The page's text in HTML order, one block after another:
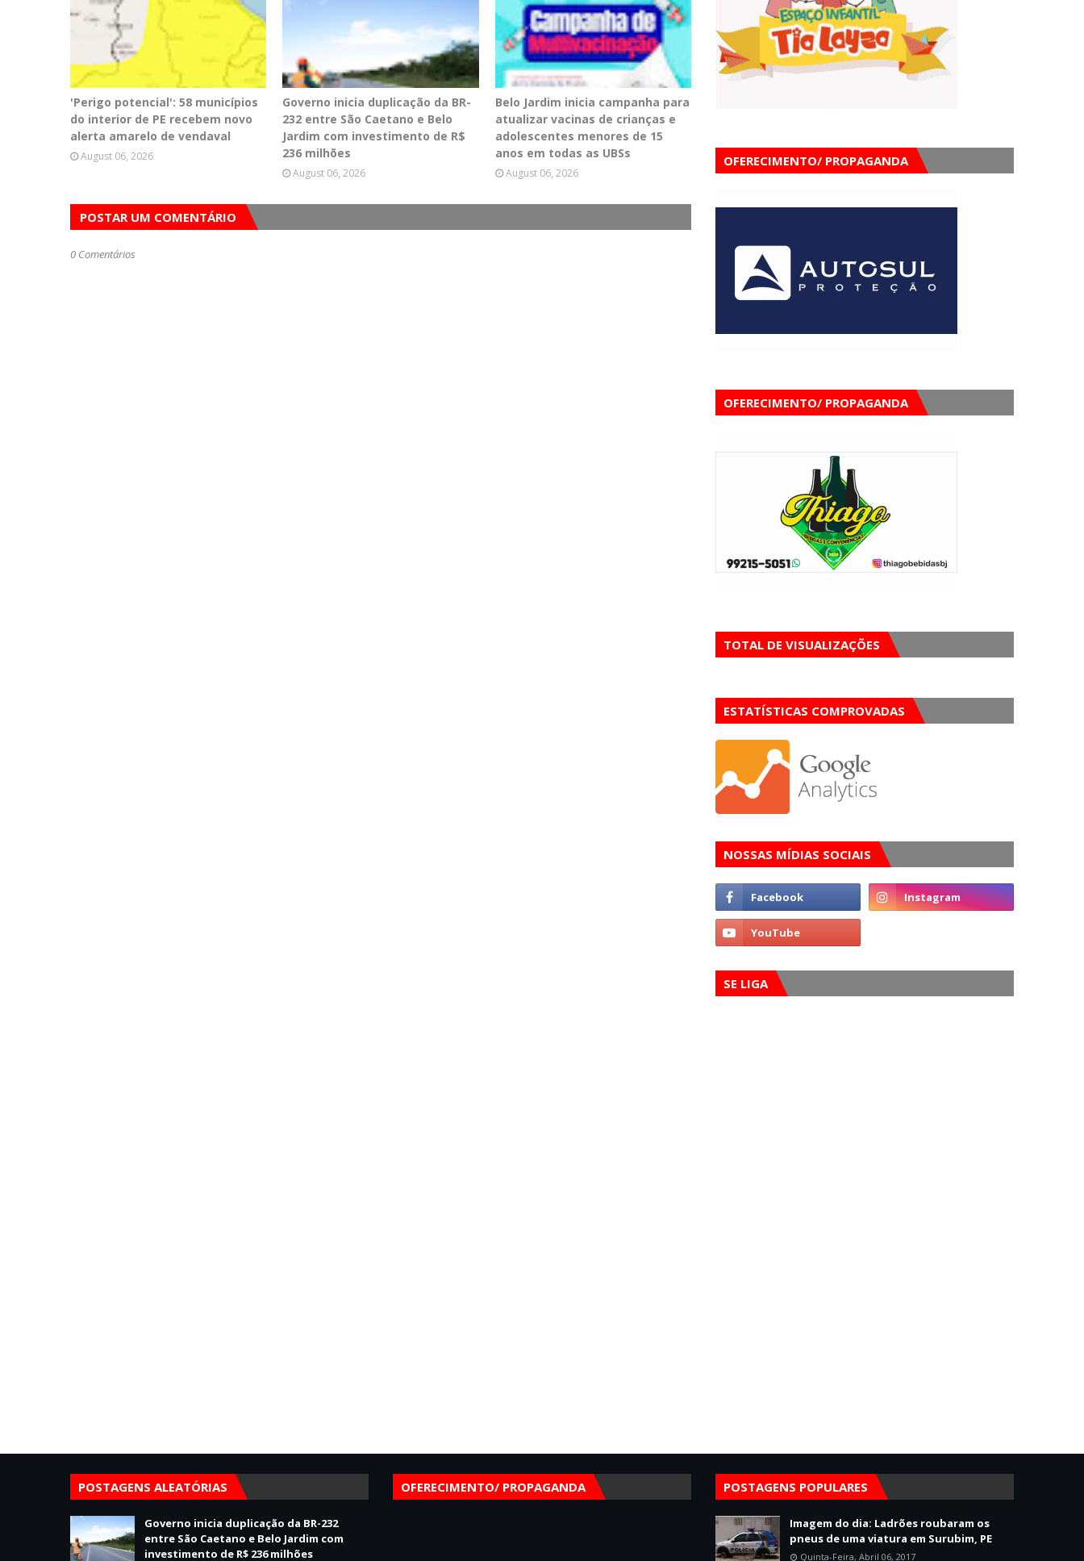
'Perigo potencial': 58 municípios
do interior de PE recebem novo
alerta amarelo de vendaval
August 06, 2026
Governo inicia duplicação da BR-
232 entre São Caetano e Belo
Jardim com investimento de R$
236 milhões
August 06, 2026
Belo Jardim inicia campanha para
atualizar vacinas de crianças e
adolescentes menores de 15
anos em todas as UBSs
August 06, 2026
POSTAR UM COMENTÁRIO
0 Comentários
OFERECIMENTO/ PROPAGANDA
OFERECIMENTO/ PROPAGANDA
TOTAL DE VISUALIZAÇÕES
ESTATÍSTICAS COMPROVADAS
NOSSAS MÍDIAS SOCIAIS
SE LIGA
POSTAGENS ALEATÓRIAS
Governo inicia duplicação da BR-232
entre São Caetano e Belo Jardim com
investimento de R$ 236 milhões
OFERECIMENTO/ PROPAGANDA POSTAGENS POPULARES
Imagem do dia: Ladrões roubaram os
pneus de uma viatura em Surubim, PE
Quinta-Feira, Abril 06, 2017